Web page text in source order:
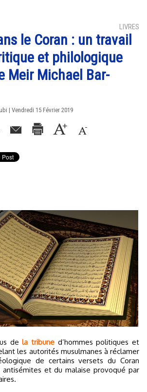
LIVRES
le Coran : un travail
et philologique
Meir Michael Bar-
| Vendredi 15 Février 2019
dela tribune d’hommes politiques et
les autorités musulmanes à réclamer
de certains versets du Coran
antisémites et du malaise provoqué par